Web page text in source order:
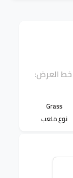
خط العرض:
Grass
نوع ملعب